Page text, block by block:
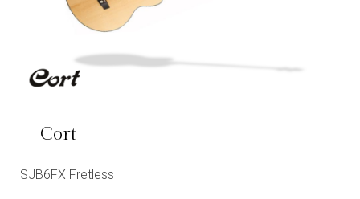
Cort
SJB6FX Fretless